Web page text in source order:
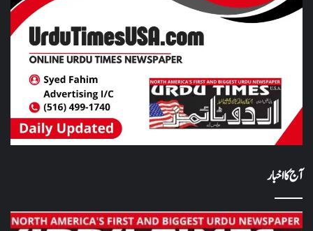
آج کا اخبار